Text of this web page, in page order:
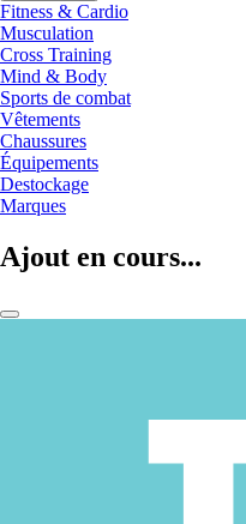
Fitness & Cardio
Musculation
Cross Training
Mind & Body
Sports de combat
Vêtements
Chaussures
Équipements
Destockage
Marques
Ajout en cours...